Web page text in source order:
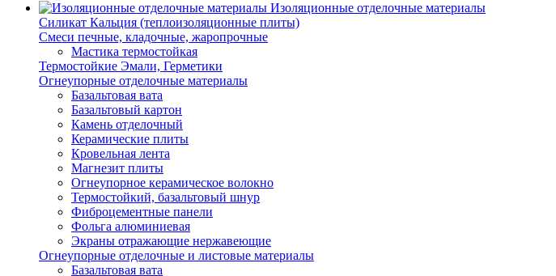
Изоляционные отделочные материалы
Силикат Кальция (теплоизоляционные плиты)
Смеси печные, кладочные, жаропрочные
Мастика термостойкая
Термостойкие Эмали, Герметики
Огнеупорные отделочные материалы
Базальтовая вата
Базальтовый картон
Камень отделочный
Керамические плиты
Кровельная лента
Магнезит плиты
Огнеупорное керамическое волокно
Термостойкий, базальтовый шнур
Фиброцементные панели
Фольга алюминиевая
Экраны отражающие нержавеющие
Огнеупорные отделочные и листовые материалы
Базальтовая вата